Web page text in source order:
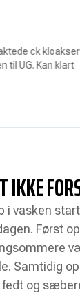
ck kloakservice
Kan klart
IKKE
i vasken
Først
Samtidig
og